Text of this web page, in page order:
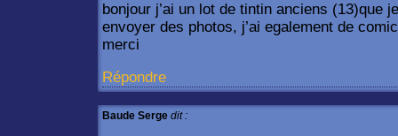
bonjour j’ai un lot de tintin anciens (13)que
envoyer des photos, j’ai egalement de
merci
Répondre
Baude Serge dit :